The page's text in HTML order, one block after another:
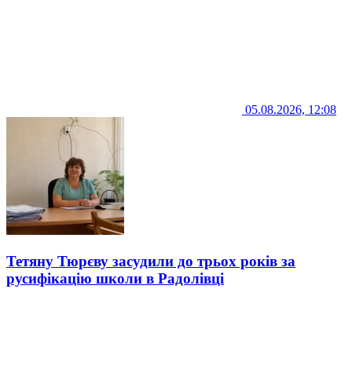
05.08.2026, 12:08
Тетяну Тюрєву засудили до трьох років за
русифікацію школи в Радолівці